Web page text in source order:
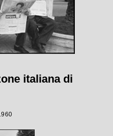
italiana di